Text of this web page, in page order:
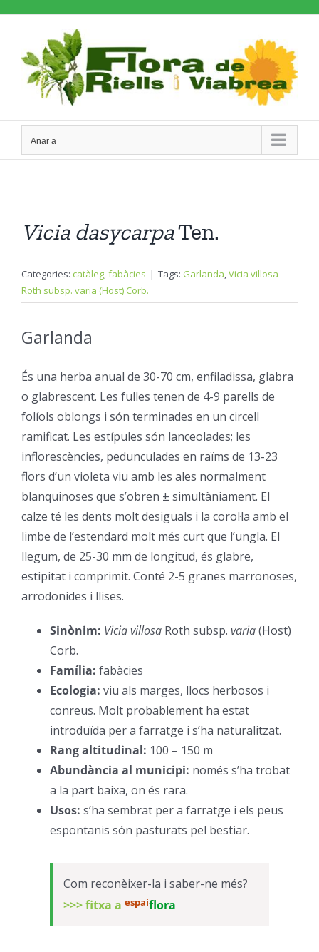
content
Anar a
Vicia dasycarpaTen.
Categories: catàleg,fabàcies | Tags: Garlanda,Vicia villosa
Roth subsp. varia (Host) Corb.
Garlanda
És una herba anual de 30-70 cm, enfiladissa, glabra
o glabrescent. Les fulles tenen de 4-9 parells de
folíols oblongs i són terminades en un circell
ramificat. Les estípules són lanceolades; les
inflorescències, pedunculades en raïms de 13-23
flors d’un violeta viu amb les ales normalment
blanquinoses que s’obren ± simultàniament. El
calze té les dents molt desiguals i la corol·la amb el
limbe de l’estendard molt més curt que l’ungla. El
llegum, de 25-30 mm de longitud, és glabre,
estipitat i comprimit. Conté 2-5 granes marronoses,
arrodonides i llises.
Sinònim: Vicia villosa Roth subsp. varia(Host)
Corb.
Família: fabàcies
Ecologia: viu als marges, llocs herbosos i
conreus. Molt probablement ha estat
introduïda per a farratge i s’ha naturalitzat.
Rang altitudinal: 100 – 150 m
Abundància al municipi: només s’ha trobat
a la part baixa, on és rara.
Usos: s’ha sembrat per a farratge i els peus
espontanis són pasturats pel bestiar.
Com reconèixer-la i saber-ne més?
>>> fitxa a espaiflora